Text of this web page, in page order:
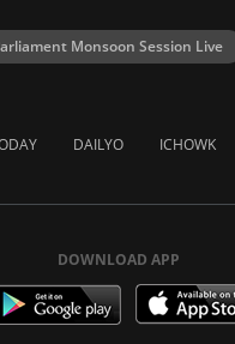
Monsoon Session Live
DAILYO ICHOWK
DOWNLOAD APP